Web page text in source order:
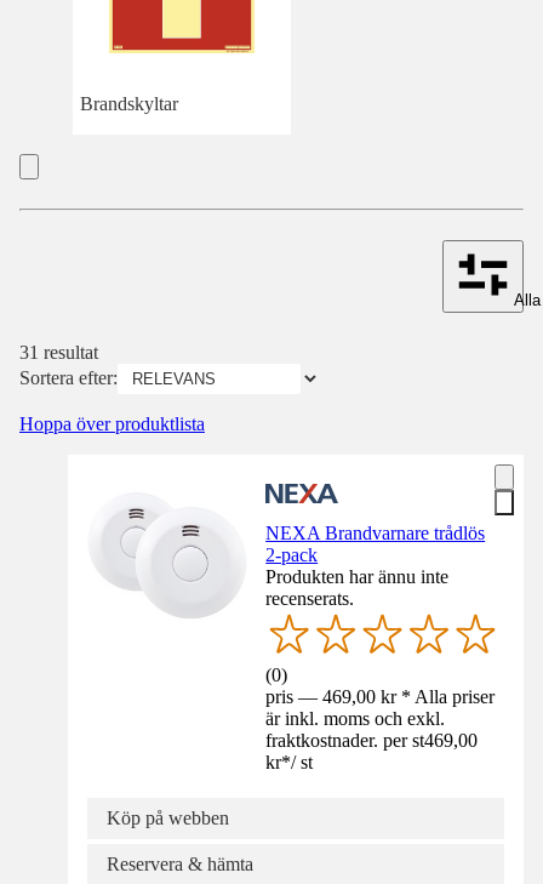
Brandskyltar
31 resultat
Sortera efter:
Hoppa över produktlista
NEXA Brandvarnare trådlös
2-pack
Produkten har ännu inte
recenserats.
(0)
pris — 469,00 kr * Alla priser
är inkl. moms och exkl.
fraktkostnader. per st469,00
kr*/ st
Köp på webben
Reservera & hämta